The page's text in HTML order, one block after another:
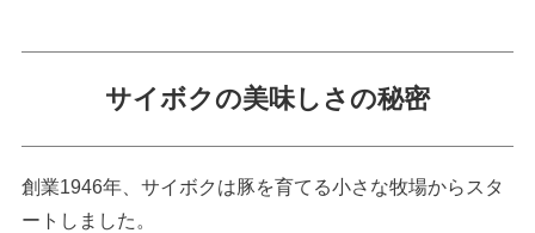
サイボクの美味しさの秘密
創業1946年、サイボクは豚を育てる小さな牧場からスタ
ートしました。